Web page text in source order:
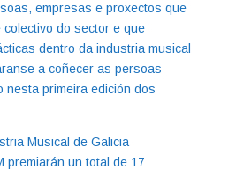
empresas e proxectos que
do sector e que
dentro da industria musical
a coñecer as persoas
nesta primeira edición dos
Musical de Galicia
premiarán un total de 17